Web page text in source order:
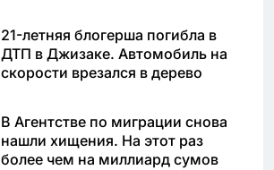
21-летняя блогерша погибла в
ДТП в Джизаке. Автомобиль на
скорости врезался в дерево
В Агентстве по миграции снова
нашли хищения. На этот раз
более чем на миллиард сумов